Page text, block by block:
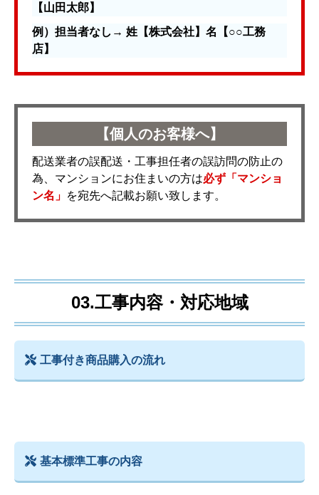
【山田太郎】
例）担当者なし→ 姓【株式会社】名【○○工務
店】
【個人のお客様へ】
配送業者の誤配送・工事担任者の誤訪問の防止の
為、マンションにお住まいの方は必ず「マンショ
ン名」 を宛先へ記載お願い致します。
03.工事内容・対応地域
工事付き商品購入の流れ
基本標準工事の内容